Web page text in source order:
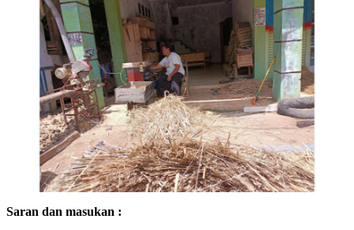
Saran dan masukan :